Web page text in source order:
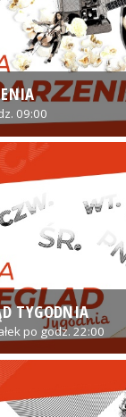
09:00
TYGODNIA
po godz. 22:00